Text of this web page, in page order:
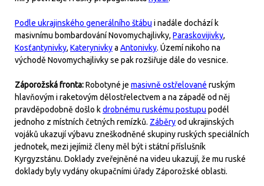
Podle ukrajinského generálního štábu i nadále dochází k
masivnímu bombardování Novomychajlivky, Paraskovijivky,
Kosťantynivky, Katerynivkya Antonivky. Území nikoho na
východě Novomychajlivky se pak rozšiřuje dále do vesnice.
Záporožská fronta:Robotyné je masivně ostřelované ruským
hlavňovým i raketovým dělostřelectvem a na západě od něj
pravděpodobně došlo kdrobnému ruskému postupu podél
jednoho z místních četných remízků. Záběryod ukrajinských
vojáků ukazují výbavu zneškodněné skupiny ruských speciálních
jednotek, mezi jejímiž členy měl být i státní příslušník
Kyrgyzstánu. Doklady zveřejněné na videu ukazují, že mu ruské
doklady byly vydány okupačními úřady Záporožské oblasti.